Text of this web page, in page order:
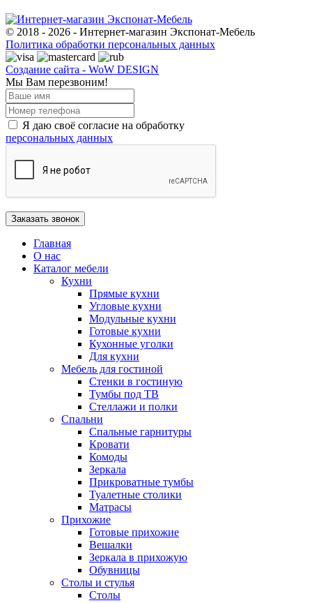
© 2018 - 2026 - Интернет-магазин Экспонат-Мебель
Политика обработки персональных данных
Создание сайта - WoW DESIGN
Мы Вам перезвоним!
Я даю своё согласие на обработку
персональных данных
Главная
О нас
Каталог мебели
Кухни
Прямые кухни
Угловые кухни
Модульные кухни
Готовые кухни
Кухонные уголки
Для кухни
Мебель для гостиной
Стенки в гостиную
Тумбы под ТВ
Стеллажи и полки
Спальни
Спальные гарнитуры
Кровати
Комоды
Зеркала
Прикроватные тумбы
Туалетные столики
Матрасы
Прихожие
Готовые прихожие
Вешалки
Зеркала в прихожую
Обувницы
Столы и стулья
Столы